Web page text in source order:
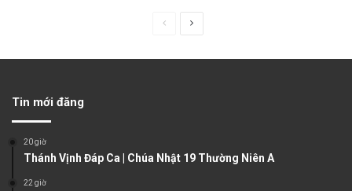
u
g
Tin mới đăng
20 giờ
Thánh Vịnh Đáp Ca | Chúa Nhật 19 Thường Niên A
22 giờ